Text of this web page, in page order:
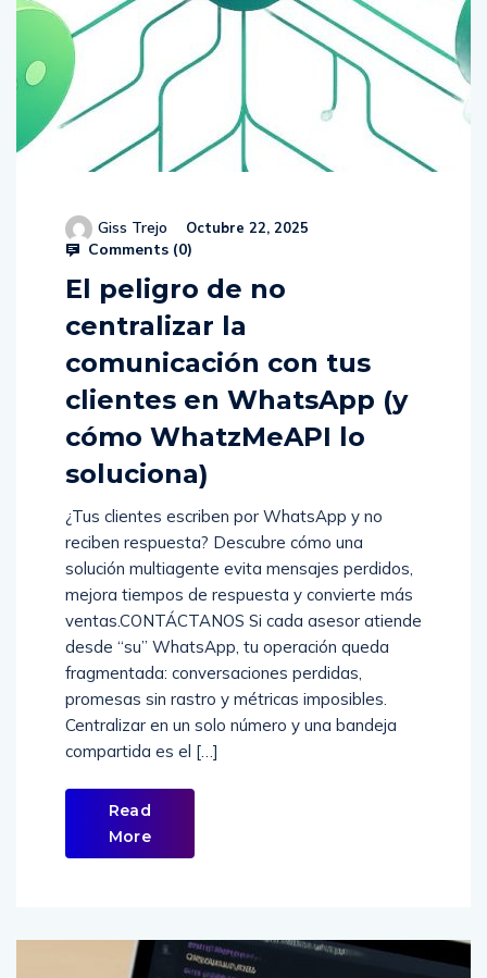
Giss Trejo Octubre 22, 2025
Comments (0)
El peligro de no
centralizar la
comunicación con tus
clientes en WhatsApp (y
cómo WhatzMeAPI lo
soluciona)
¿Tus clientes escriben por WhatsApp y no
reciben respuesta? Descubre cómo una
solución multiagente evita mensajes perdidos,
mejora tiempos de respuesta y convierte más
ventas.CONTÁCTANOS Si cada asesor atiende
desde “su” WhatsApp, tu operación queda
fragmentada: conversaciones perdidas,
promesas sin rastro y métricas imposibles.
Centralizar en un solo número y una bandeja
compartida es el […]
Read
More